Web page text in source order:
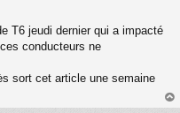
T6 jeudi dernier qui a impacté
conducteurs ne
sort cet article une semaine
au